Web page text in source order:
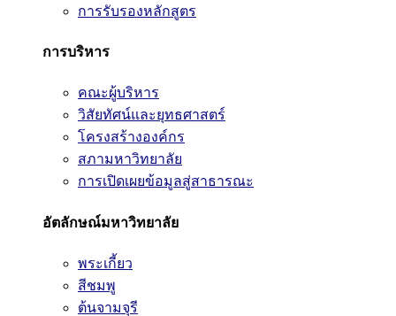
การรับรองหลักสูตร
การบริหาร
คณะผู้บริหาร
วิสัยทัศน์และยุทธศาสตร์
โครงสร้างองค์กร
สภามหาวิทยาลัย
การเปิดเผยข้อมูลสู่สาธารณะ
อัตลักษณ์มหาวิทยาลัย
พระเกี้ยว
สีชมพู
ต้นจามจุรี